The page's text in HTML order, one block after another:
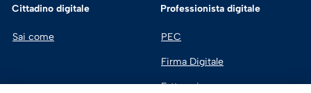
Cittadino digitale
Sai come
Professionista digitale
PEC
Firma Digitale
Fatturazione